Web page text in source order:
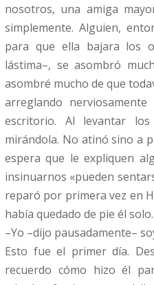
nosotros, una amiga
simplemente. Alguien,
para que ella bajara los
lástima–, se asombró
asombré mucho de que
arreglando
escritorio. Al levantar
mirándola. No atinó sino a
espera que le expliquen
insinuarnos «pueden
reparó por primera vez en
había quedado de pie él
–Yo –dijo pausadamente–
Esto fue el primer día.
recuerdo cómo hizo él